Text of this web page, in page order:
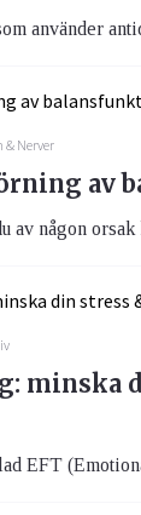
använder
& Nerver
av
av någon orsak
minska
EFT